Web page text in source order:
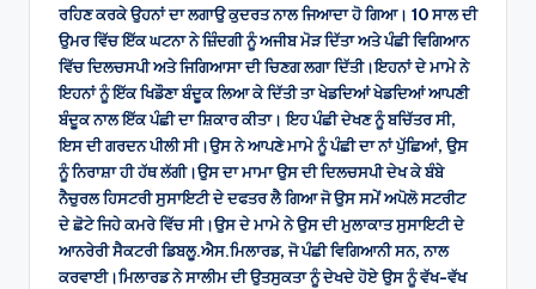
ਰਹਿਣ ਕਰਕੇ ਉਹਨਾਂ ਦਾ ਲਗਾਉ ਕੁਦਰਤ ਨਾਲ ਜਿਆਦਾ ਹੋ ਗਿਆ। 10 ਸਾਲ ਦੀ
ਉਮਰ ਵਿੱਚ ਇੱਕ ਘਟਨਾ ਨੇ ਜ਼ਿੰਦਗੀ ਨੂੰ ਅਜੀਬ ਮੋੜ ਦਿੱਤਾ ਅਤੇ ਪੰਛੀ ਵਿਗਿਆਨ
ਵਿੱਚ ਦਿਲਚਸਪੀ ਅਤੇ ਜਿਗਿਆਸਾ ਦੀ ਚਿਣਗ ਲਗਾ ਦਿੱਤੀ।ਇਹਨਾਂ ਦੇ ਮਾਮੇ ਨੇ
ਇਹਨਾਂ ਨੂੰ ਇੱਕ ਖਿਡੌਣਾ ਬੰਦੂਕ ਲਿਆ ਕੇ ਦਿੱਤੀ ਤਾ ਖੇਡਦਿਆਂ ਖੇਡਦਿਆਂ ਆਪਣੀ
ਬੰਦੂਕ ਨਾਲ ਇੱਕ ਪੰਛੀ ਦਾ ਸ਼ਿਕਾਰ ਕੀਤਾ। ਇਹ ਪੰਛੀ ਦੇਖਣ ਨੂੰ ਬਚਿੱਤਰ ਸੀ,
ਇਸ ਦੀ ਗਰਦਨ ਪੀਲੀ ਸੀ।ਉਸ ਨੇ ਆਪਣੇ ਮਾਮੇ ਨੂੰ ਪੰਛੀ ਦਾ ਨਾਂ ਪੁੱਛਿਆਂ, ਉਸ
ਨੂੰ ਨਿਰਾਸ਼ਾ ਹੀ ਹੱਥ ਲੱਗੀ।ਉਸ ਦਾ ਮਾਮਾ ਉਸ ਦੀ ਦਿਲਚਸਪੀ ਦੇਖ ਕੇ ਬੰਬੇ
ਨੈਚੁਰਲ ਹਿਸਟਰੀ ਸੁਸਾਇਟੀ ਦੇ ਦਫਤਰ ਲੈ ਗਿਆ ਜੋ ਉਸ ਸਮੇਂ ਅਪੋਲੋ ਸਟਰੀਟ
ਦੇ ਛੋਟੇ ਜਿਹੇ ਕਮਰੇ ਵਿੱਚ ਸੀ।ਉਸ ਦੇ ਮਾਮੇ ਨੇ ਉਸ ਦੀ ਮੁਲਾਕਾਤ ਸੁਸਾਇਟੀ ਦੇ
ਆਨਰੇਰੀ ਸੈਕਟਰੀ ਡਿਬਲੂ.ਐਸ.ਮਿਲਾਰਡ, ਜੋ ਪੰਛੀ ਵਿਗਿਆਨੀ ਸਨ, ਨਾਲ
ਕਰਵਾਈ।ਮਿਲਾਰਡ ਨੇ ਸਾਲੀਮ ਦੀ ਉਤਸੁਕਤਾ ਨੂੰ ਦੇਖਦੇ ਹੋਏ ਉਸ ਨੂੰ ਵੱਖ-ਵੱਖ